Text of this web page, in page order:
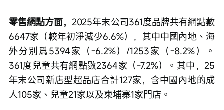
零售網點方面， 2025年末公司361度品牌共有網點數
6647家（較年初淨減少6.6%），其中中國內地、海
外分別爲5394家（-6.2%）/1253家（-8.2%）。
361度兒童共有網點數2364家（-7.2%）。其中，25
年末公司新店型超品店合計127家，含中國內地的成
人105家、兒童21家以及柬埔寨1家門店。